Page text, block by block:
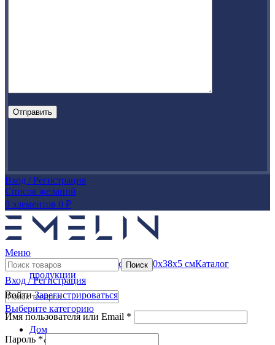
Вход / Регистрация
Список желаний
0 элементов 0 ₽
Каталог
продукции
Выберите категорию
Дом
Меню
Поиск
Вход / Регистрация
ВойтиЗарегистрироваться
Имя пользователя или Email *
Пароль *